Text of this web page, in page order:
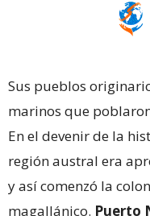
Sus pueblos
marinos que
En el devenir de la
región austral era
y así comenzó la
magallánico. Puerto